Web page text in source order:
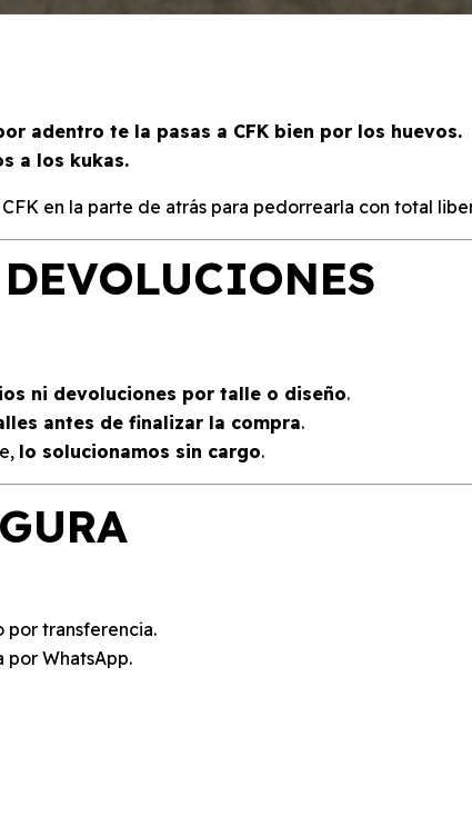
adentro te la pasas a CFK bien por los huevos.
a los kukas.
en la parte de atrás para pedorrearla con total
ni devoluciones por talle o diseño.
antes de finalizar la compra.
lo solucionamos sin cargo.
por transferencia.
WhatsApp.